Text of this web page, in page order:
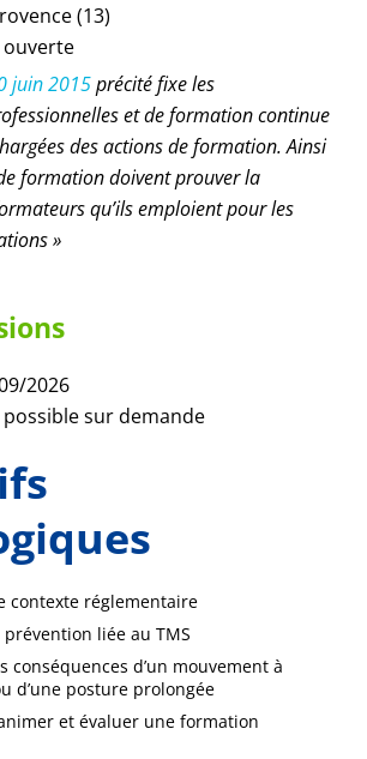
(13)
juin 2015précité fixe les
et de formation continue
des actions de formation. Ainsi
formation doivent prouver la
qu’ils emploient pour les
»
2026
sur demande
contexte réglementaire
liée au TMS
conséquences d’un mouvement à
d’une posture prolongée
et évaluer une formation